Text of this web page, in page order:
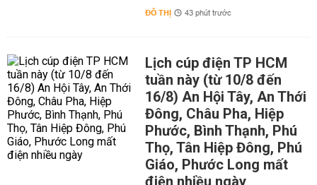
ĐÔ THỊ 43 phút trước
Lịch cúp điện TP HCM
tuần này (từ 10/8 đến
16/8) An Hội Tây, An Thới
Đông, Châu Pha, Hiệp
Phước, Bình Thạnh, Phú
Thọ, Tân Hiệp Đông, Phú
Giáo, Phước Long mất
điện nhiều ngày